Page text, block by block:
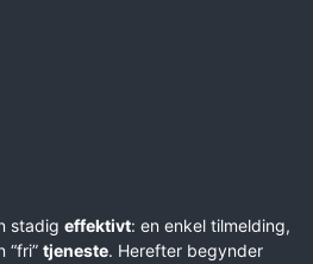
stadig effektivt: en enkel tilmelding,
“fri” tjeneste. Herefter begynder